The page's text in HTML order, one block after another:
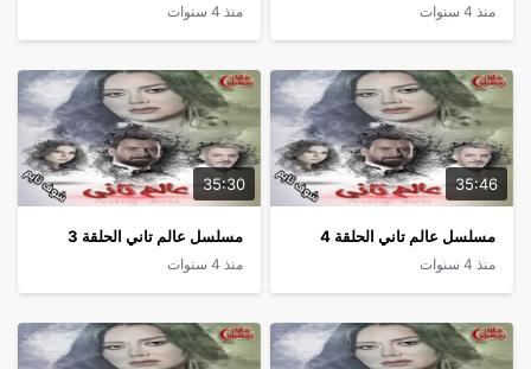
منذ 4 سنوات منذ 4 سنوات
35:46
مسلسل عالم تاني الحلقة 4
منذ 4 سنوات
35:30
مسلسل عالم تاني الحلقة 3
منذ 4 سنوات